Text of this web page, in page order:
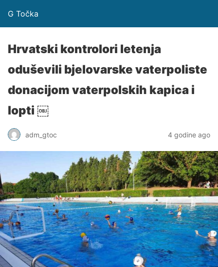
G Točka
Hrvatski kontrolori letenja
oduševili bjelovarske vaterpoliste
donacijom vaterpolskih kapica i
lopti ￼
adm_gtoc 4 godine ago